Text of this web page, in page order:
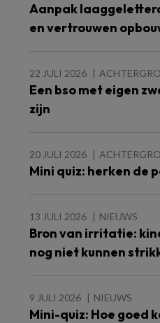
Aanpak
en vertrouwen
22 JULI 2026
Een bso met eigen
zijn
20 JULI 2026
Mini quiz: herken de
13 JULI 2026 NIEUWS
Bron van irritatie:
nog niet kunnen
9 JULI 2026 NIEUWS
Mini-quiz: Hoe goed